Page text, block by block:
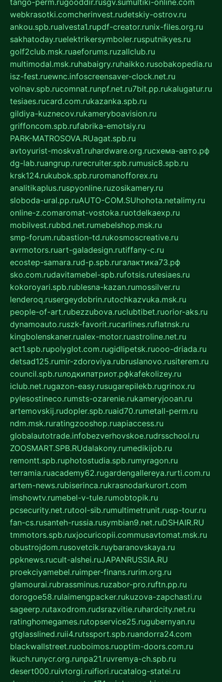
webkrasotki.comcherinvest.rudetskiy-ostrov.ru
ankou.spb.rualvesta1.rupdf-creator.runix-files.org.ru
sakhatoday.ruelektrikersymboler.rusputnikyes.ru
golf2club.msk.ruaeforums.ruzallclub.ru
multimodal.msk.ruhabaigry.ruhaikko.rusobakopedia.ru
isz-fest.ruewnc.infoscreensaver-clock.net.ru
volnav.spb.rucomnat.runpf.net.ru7bit.pp.rukalugatur.ru
tesiaes.rucard.com.rukazanka.spb.ru
gildiya-kuznecov.rukameryboavision.ru
griffoncom.spb.rufabrika-emotsiy.ru
PARK-MATROSOVA.RUagat.spb.ru
avtoyurist-moskva1.ruhardware.org.ruсхема-авто.рф
dg-lab.ruangrup.rurecruiter.spb.rumusic8.spb.ru
krsk124.rukubok.spb.ruromanofforex.ru
analitikaplus.ruspyonline.ruzosikamery.ru
sloboda-ural.pp.ruAUTO-COM.SUhohota.netalimy.ru
online-z.comaromat-vostoka.ruotdelkaexp.ru
mobilvest.rubbd.net.rumebelshop.msk.ru
smp-forum.rubastion-td.rukosmoscreative.ru
avrmotors.ruart-galadesign.rutiffany-c.ru
ecostep-samara.rud-p.spb.ruгалактика73.рф
sko.com.rudavitamebel-spb.rufotsis.rutesiaes.ru
kokoroyari.spb.rublesna-kazan.rumossilver.ru
lenderoq.rusergeydobrin.rutochkazvuka.msk.ru
people-of-art.rubezzubova.ruclubtibet.ruorior-aks.ru
dynamoauto.ruszk-favorit.rucarlines.ruflatnsk.ru
kingbolenskaner.rualex-motor.ruastroline.net.ru
act1.spb.rupolyglot.com.rugidlipetsk.ruooo-driada.ru
detsad125.rumir-zdoroviya.rubruslanovo.rusiterem.ru
council.spb.ruлодкипатриот.рфkafekolizey.ru
iclub.net.rugazon-easy.rusugarepilekb.rugrinox.ru
pylesostineco.rumsts-ozarenie.rukameryjooan.ru
artemovskij.rudopler.spb.ruaid70.rumetall-perm.ru
ndm.msk.ruratingzooshop.ruapiaccess.ru
globalautotrade.infobezverhovskoe.rudrsschool.ru
ZOOSMART.SPB.RUdalakony.rumedikijob.ru
remontt.spb.ruphotostudia.spb.rumyragon.ru
terramia.ruacademy62.rugardengallereya.rurti.com.ru
artem-news.rubiserinca.rukrasnodarkurort.com
imshowtv.rumebel-v-tule.rumobtopik.ru
pcsecurity.net.rutool-sib.rumultimetrunit.rusp-tour.ru
fan-cs.rusanteh-russia.rusymbian9.net.ruDSHAIR.RU
tmmotors.spb.ruxjocuricopii.commusavtomat.msk.ru
obustrojdom.rusovetcik.ruybaranovskaya.ru
ppknews.rucult-alshei.ruJAPANRUSSIA.RU
proekciyamebel.ruimper-finans.rurim.org.ru
glamourai.rubrassminus.ruzabor-pro.ruftn.pp.ru
dorogoe58.rulaimengpacker.rukuzova-zapchasti.ru
sageerp.rutaxodrom.rudsrazvitie.ruhardcity.net.ru
ratinghomegames.rutopservice25.rugubernyan.ru
gtglasslined.ruii4.rutssport.spb.ruandorra24.com
blackwallstreet.ruoboimos.ruoptim-doors.com.ru
ikuch.runycr.org.runpa21.ruvremya-ch.spb.ru
desert000.ruivtorgi.ruifiori.rucatalog-statei.ru